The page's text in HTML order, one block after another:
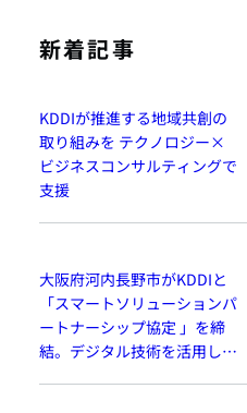
新着記事
KDDIが推進する地域共創の
取り組みを テクノロジー×
ビジネスコンサルティングで
支援
大阪府河内長野市がKDDIと
「スマートソリューションパ
ートナーシップ協定 」を締
結。デジタル技術を活用した